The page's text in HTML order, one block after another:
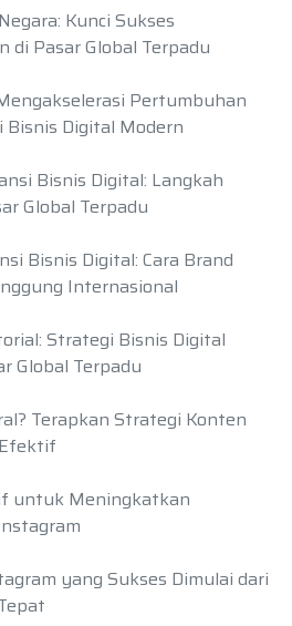
Kunci Sukses
di Pasar Global Terpadu
Pertumbuhan
Digital Modern
Bisnis Digital: Langkah
Global Terpadu
Bisnis Digital: Cara Brand
Internasional
Strategi Bisnis Digital
Global Terpadu
Terapkan Strategi Konten
untuk Meningkatkan
yang Sukses Dimulai dari